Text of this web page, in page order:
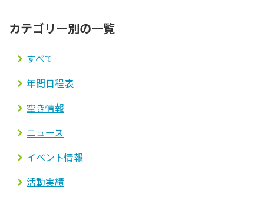
カテゴリー別の一覧
すべて
年間日程表
空き情報
ニュース
イベント情報
活動実績